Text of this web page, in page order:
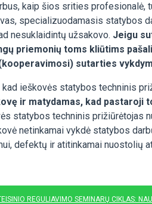
kaip šios srities profesionalė,
specializuodamasis statybos
nesuklaidintų užsakovo. Jeigu
priemonių toms kliūtims
sutarties
ieškovės statybos techninis
ir matydamas, kad pastaroji
statybos techninis prižiūrėtojas
netinkamai vykdė statybos
defektų ir atitinkamai nuostolių
REGULIAVIMO SEMINARŲ CIKLAS: